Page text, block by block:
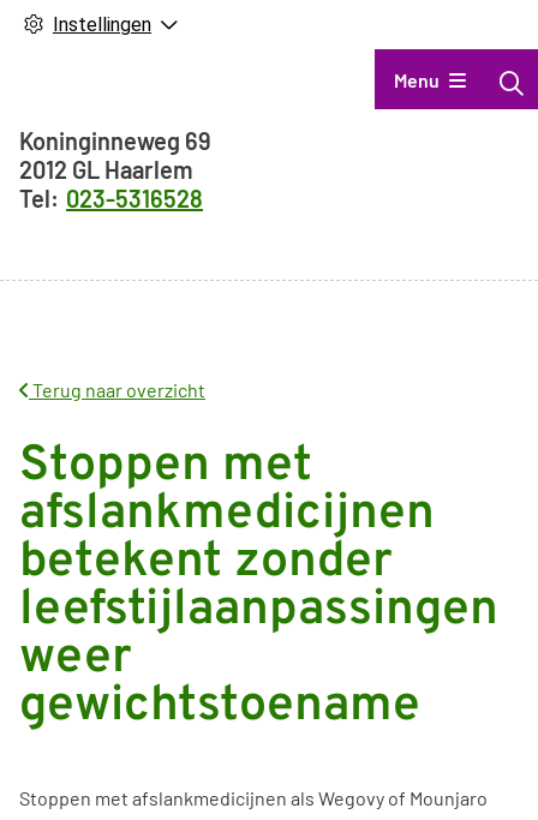
Instellingen
Hoofdmenu
Menu
Adresgegevens
Koninginneweg 69
2012 GL Haarlem
023-5316528
Terug naar overzicht
Stoppen met
afslankmedicijnen
betekent zonder
leefstijlaanpassingen
weer
gewichtstoename
Stoppen met afslankmedicijnen als Wegovy of Mounjaro